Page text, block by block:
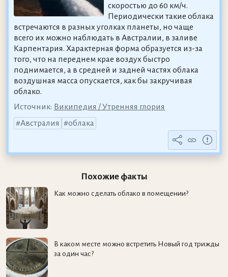
скоростью до 60 км/ч.
Периодически такие облака
встречаются в разных уголках планеты, но чаще
всего их можно наблюдать в Австралии, в заливе
Карпентария. Характерная форма образуется из-за
того, что на переднем крае воздух быстро
поднимается, а в средней и задней частях облака
воздушная масса опускается, как бы закручивая
облако.
Источник: Википедия / Утренняя глория
Австралия
облака
Похожие факты
Как можно сделать облако в помещении?
В каком месте можно встретить Новый год трижды
за один час?